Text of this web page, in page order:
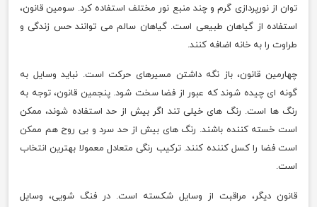
توان از نورپردازی گرم و چند منبع نور مختلف استفاده کرد. سومین قانون،
استفاده از گیاهان طبیعی است. گیاهان سالم می توانند حس زندگی و
طراوت را به خانه اضافه کنند.
چهارمین قانون، باز نگه داشتن مسیرهای حرکت است. نباید وسایل به
گونه ای چیده شوند که عبور از فضا سخت شود. پنجمین قانون، توجه به
رنگ ها است. رنگ های خیلی تند اگر بیش از حد استفاده شوند، ممکن
است خسته کننده باشند. رنگ های بیش از حد سرد و بی روح هم ممکن
است فضا را کسل کننده کنند. ترکیب رنگی متعادل معمولا بهترین انتخاب
است.
قانون دیگر، مراقبت از وسایل شکسته است. در فنگ شویی، وسایل